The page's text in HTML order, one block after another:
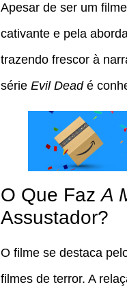
Apesar de ser um
cativante e pela
trazendo frescor à
série Evil Deadé
O Que FazA
Assustador?
O filme se destaca
filmes de terror. A